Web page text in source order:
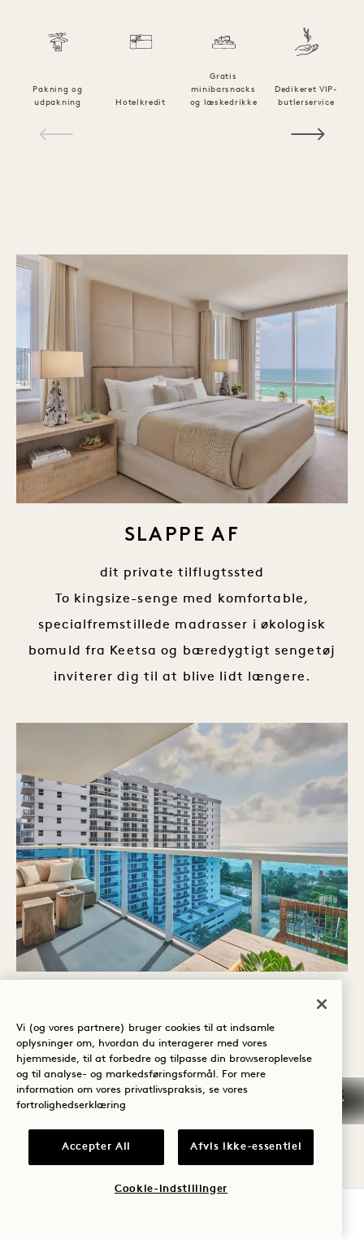
Pakning og
udpakning
Hotelkredit
Gratis
minibarsnacks
og læskedrikke
Dedikeret VIP-
butlerservice
SLAPPE AF
dit private tilflugtssted
To kingsize-senge med komfortable,
specialfremstillede madrasser i økologisk
bomuld fra Keetsa og bæredygtigt sengetøj
inviterer dig til at blive lidt længere.
GENOPRETTE FORBINDELSEN
frisk havluft
Oplev South Beach fra din egen private
balkon. Fuldt møbleret med et loungesæde, et
Atlanterhavet er det det perfekte sted at
Vi (og vores partnere) bruger cookies til at indsamle
oplysninger om, hvordan du interagerer med vores
hjemmeside, til at forbedre og tilpasse din browseroplevelse
og til analyse- og markedsføringsformål. For mere
information om vores privatlivspraksis, se vores
fortrolighedserklæring
Accepter All Afvis ikke-essentiel
Cookie-indstillinger